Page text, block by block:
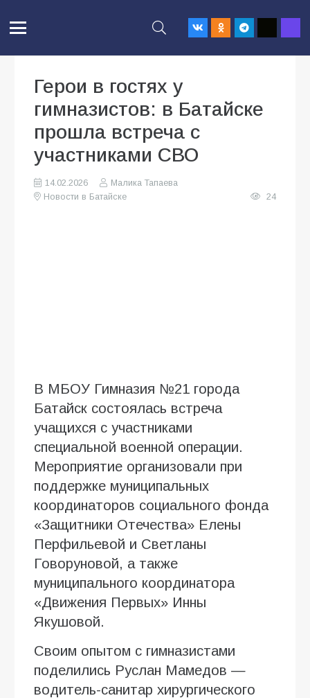
Герои в гостях у
гимназистов: в Батайске
прошла встреча с
участниками СВО
14.02.2026
Малика Тапаева
Новости в Батайске
24
В МБОУ Гимназия №21 города
Батайск состоялась встреча
учащихся с участниками
специальной военной операции.
Мероприятие организовали при
поддержке муниципальных
координаторов социального фонда
«Защитники Отечества» Елены
Перфильевой и Светланы
Говоруновой, а также
муниципального координатора
«Движения Первых» Инны
Якушовой.
Своим опытом с гимназистами
поделились Руслан Мамедов —
водитель-санитар хирургического